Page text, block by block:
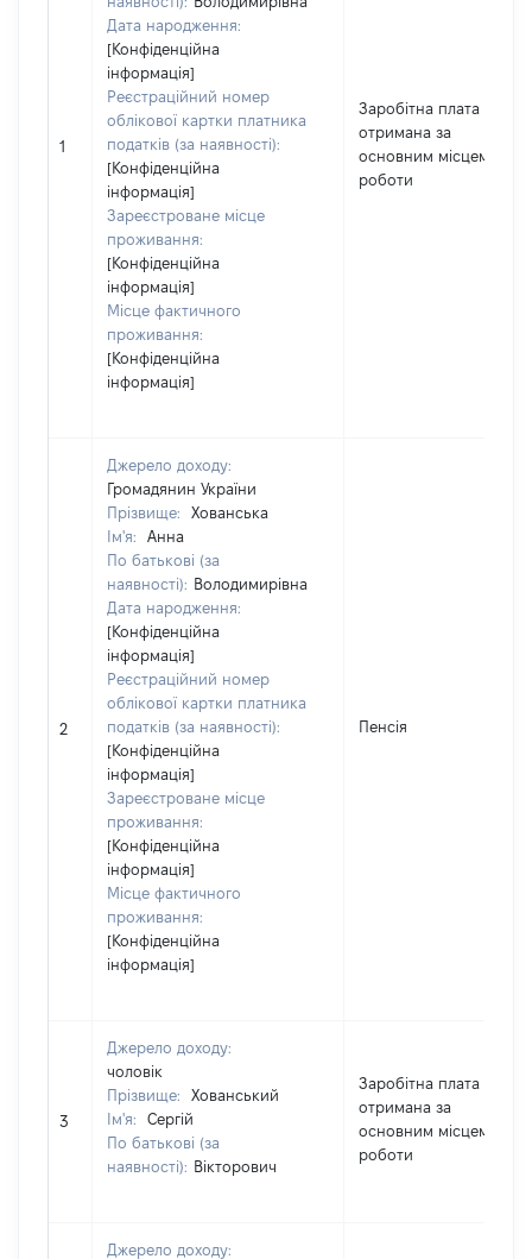
1
Дата народження:
[Конфіденційна
інформація]
Реєстраційний номер
облікової картки платника
податків (за наявності):
[Конфіденційна
інформація]
Зареєстроване місце
проживання:
[Конфіденційна
інформація]
Місце фактичного
проживання:
[Конфіденційна
інформація]
Заробітна плата
отримана за
основним місцем
роботи
2
Джерело доходу:
Громадянин України
Прізвище:
Хованська
Ім'я:
Анна
По батькові (за
наявності): Володимирівна
Дата народження:
[Конфіденційна
інформація]
Реєстраційний номер
облікової картки платника
податків (за наявності):
[Конфіденційна
інформація]
Зареєстроване місце
проживання:
[Конфіденційна
інформація]
Місце фактичного
проживання:
[Конфіденційна
інформація]
Пенсія
3
Джерело доходу:
чоловік
Прізвище:
Хованський
Ім'я:
Сергій
По батькові (за
наявності): Вікторович
Заробітна плата
отримана за
основним місцем
роботи
Джерело доходу: